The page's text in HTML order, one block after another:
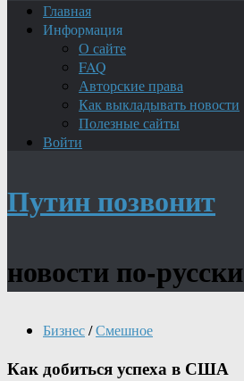
Главная
Информация
О сайте
FAQ
Авторские права
Как выкладывать новости
Полезные сайты
Войти
Путин позвонит
новости по-русски
Бизнес/Смешное
Как добиться успеха в США